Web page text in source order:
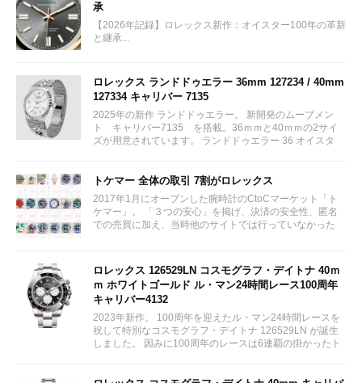
承
【2026年記録】ロレックス新作：オイスター100年の革新
と継承...
ロレックス ランドドゥエラー 36mm 127234 / 40mm
127334 キャリバー 7135
2025年の新作 ランドドゥエラー。 新開発のムーブメン
ト キャリバー7135 を搭載。36ｍｍと40ｍｍの2サイ
ズが用意されています。 ランドドゥエラー 36 オイスタ
トケマー 全体の取引 7割がロレックス
2017年1月にオープンした腕時計のCtoCマーケット「ト
ケマー」。 「３つの安心」を掲げ、決済の安全性、匿名
での売買に加え、当時他のサイトでは行っていなかった
ロレックス 126529LN コスモグラフ・デイトナ 40ｍ
ｍ ホワイトゴールド ル・マン24時間レース100周年
キャリバー4132
2023年新作。 100周年を迎えたル・マン24時間レースを
祝して特別なコスモグラフ・デイトナ 126529LN が誕生
しました。 因みに100周年のレースは6連覇の掛かったト